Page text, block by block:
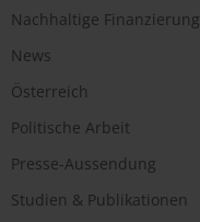
Nachhaltige Finanzierung
News
Österreich
Politische Arbeit
Presse-Aussendung
Studien & Publikationen